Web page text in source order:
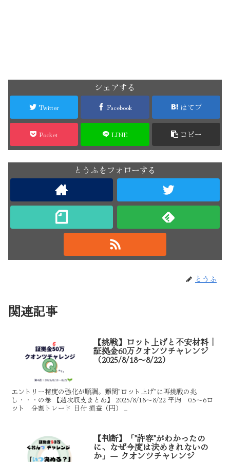
シェアする
Twitter Facebook はてブ
Pocket LINE コピー
とうふをフォローする
とうふ
関連記事
【挑戦】ロット上げと不安材料｜
証拠金60万クオンツチャレンジ
（2025/8/18～8/22）
エントリー精度の強化が順調。難関”ロット上げ”に再挑戦の兆
し・・・の巻 【週次収支まとめ】 2025/8/18～8/22 平均 0.5～6ロ
ット 分割トレード 日付 損益（円） ...
【判断】「”許容”がわかったの
に、なぜ今度は決めきれないの
か」― クオンツチャレンジ